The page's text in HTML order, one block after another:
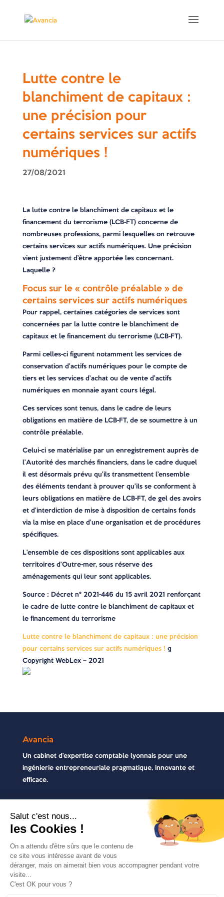
Lutte contre le
blanchiment de capitaux :
une précision pour
certains services sur actifs
numériques !
27/08/2021
La lutte contre le blanchiment de capitaux et le
financement du terrorisme (LCB-FT) concerne de
nombreuses professions, parmi lesquelles on retrouve
certains services sur actifs numériques. Une précision
vient justement d’être apportée les concernant.
Laquelle ?
Focus sur le « contrôle préalable » de
certains services sur actifs numériques
Pour rappel, certaines catégories de services sont
concernées par la lutte contre le blanchiment de
capitaux et le financement du terrorisme (LCB-FT).
Parmi celles-ci figurent notamment les services de
conservation d’actifs numériques pour le compte de
tiers et les services d’achat ou de vente d’actifs
numériques en monnaie ayant cours légal.
Ces services sont tenus, dans le cadre de leurs
obligations en matière de LCB-FT, de se soumettre à un
contrôle préalable.
Celui-ci se matérialise par un enregistrement auprès de
l’Autorité des marchés financiers, dans le cadre duquel
il est désormais prévu qu’ils transmettent l’ensemble
des éléments tendant à prouver qu’ils se conforment à
leurs obligations en matière de LCB-FT, de gel des avoirs
et d’interdiction de mise à disposition de certains fonds
via la mise en place d’une organisation et de procédures
spécifiques.
L’ensemble de ces dispositions sont applicables aux
territoires d’Outre-mer, sous réserve des
aménagements qui leur sont applicables.
Source : Décret n° 2021-446 du 15 avril 2021 renforçant
le cadre de lutte contre le blanchiment de capitaux et
le financement du terrorisme
Lutte contre le blanchiment de capitaux : une précision
pour certains services sur actifs numériques ! ©
Copyright WebLex – 2021
Avancia
Un cabinet d’expertise comptable lyonnais pour une
ingénierie entrepreneuriale pragmatique, innovante et
efficace.
Contactez-nous
04 72 71 54 72
30, rue Pré Gaudry, 69007 Lyon
contact@avancia.fr